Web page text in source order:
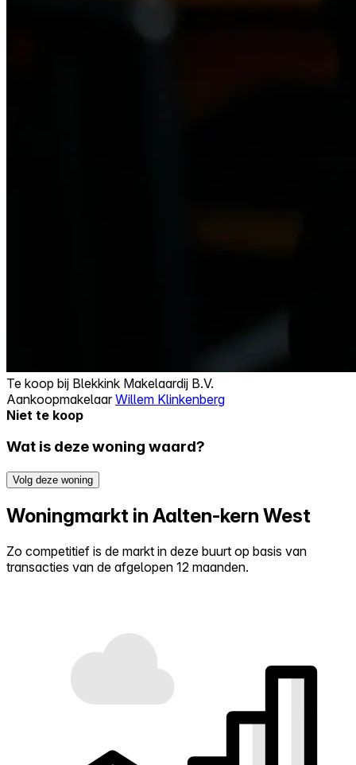
Te koop bij Blekkink Makelaardij B.V.
AankoopmakelaarWillem Klinkenberg
Niet te koop
Wat is deze woning waard?
Volg deze woning
Woningmarkt in Aalten-kern West
Zo competitief is de markt in deze buurt op basis van
transacties van de afgelopen 12 maanden.